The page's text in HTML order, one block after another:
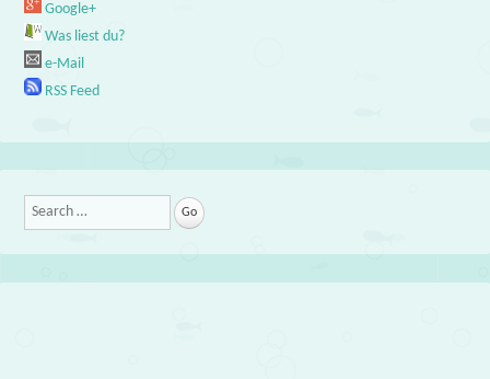
Google+
Was liest du?
e-Mail
RSS Feed
Search